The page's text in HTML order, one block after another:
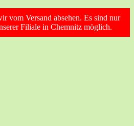
vom Versand absehen. Es sind nur
Filiale in Chemnitz möglich.